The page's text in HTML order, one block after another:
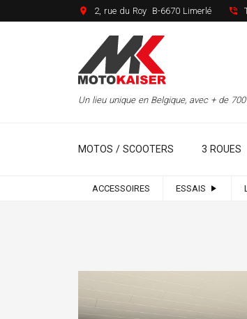
2, rue du Roy B-6670 Limerlé
Un lieu unique en Belgique, avec + de
MOTOS / SCOOTERS 3 ROUES
ACCESSOIRES ESSAIS